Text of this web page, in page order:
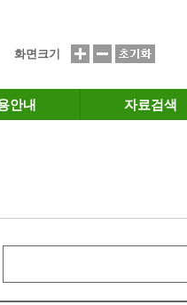
화면크기
안내 자료검색